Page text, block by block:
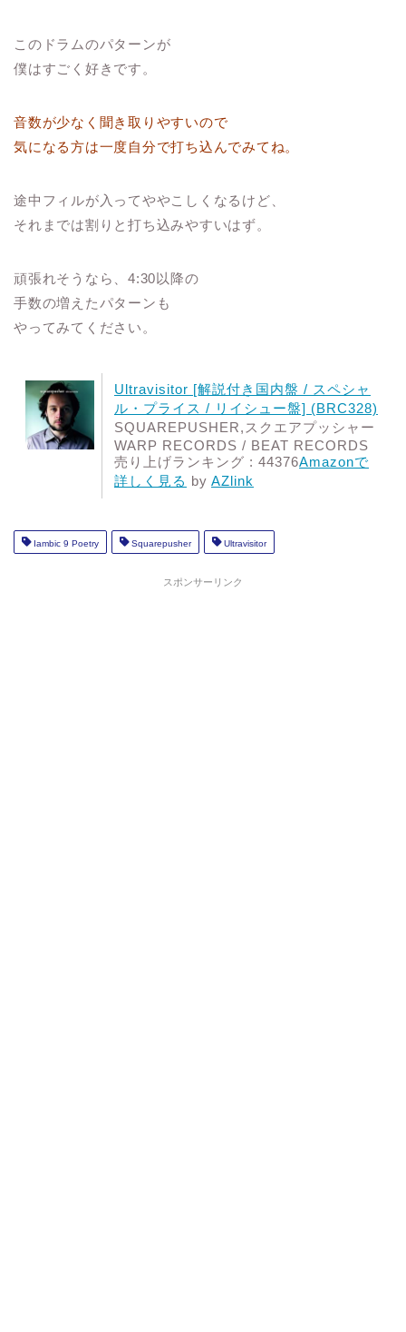
このドラムのパターンが
僕はすごく好きです。
音数が少なく聞き取りやすいので
気になる方は一度自分で打ち込んでみてね。
途中フィルが入ってややこしくなるけど、
それまでは割りと打ち込みやすいはず。
頑張れそうなら、4:30以降の
手数の増えたパターンも
やってみてください。
Ultravisitor [解説付き国内盤 / スペシャ
ル・プライス / リイシュー盤] (BRC328)
SQUAREPUSHER,スクエアプッシャー
WARP RECORDS / BEAT RECORDS
売り上げランキング : 44376Amazonで
詳しく見る by AZlink
Iambic 9 Poetry Squarepusher Ultravisitor
スポンサーリンク